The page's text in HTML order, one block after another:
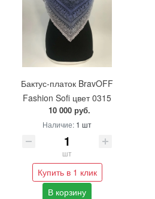
Бактус-платок BravOFF
Fashion Sofi цвет 0315
10 000 руб.
Наличие: 1 шт
шт
Купить в 1 клик
В корзину